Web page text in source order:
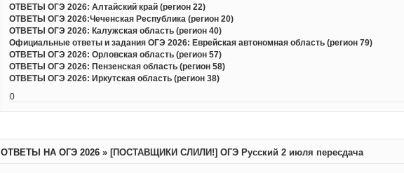
ОТВЕТЫ ОГЭ 2026: Алтайский край (регион 22)
ОТВЕТЫ ОГЭ 2026:Чеченская Республика (регион 20)
ОТВЕТЫ ОГЭ 2026: Калужская область (регион 40)
Официальные ответы и задания ОГЭ 2026: Еврейская автономная область (регион 79)
ОТВЕТЫ ОГЭ 2026: Орловская область (регион 57)
ОТВЕТЫ ОГЭ 2026: Пензенская область (регион 58)
ОТВЕТЫ ОГЭ 2026: Иркутская область (регион 38)
0
ОТВЕТЫ НА ОГЭ 2026 » [ПОСТАВЩИКИ СЛИЛИ!] ОГЭ Русский 2 июля пересдача